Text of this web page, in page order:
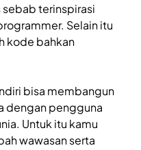
terinspirasi
Selain itu
kode bahkan
bisa membangun
dengan pengguna
Untuk itu kamu
wawasan serta